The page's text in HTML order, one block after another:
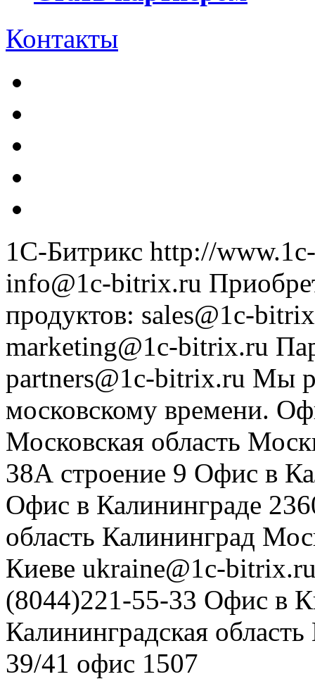
Контакты
1С-Битрикс http://
info@1c-bitrix.ru
продуктов: sales@1c-
marketing@1c-bitrix.ru
partners@1c-bitrix.ru Мы
московскому времени.
Московская область
38А строение 9 Офис в
Офис в Калининграде
область Калининград
Киеве ukraine@1c-
(8044)221-55-33 Офис в
Калининградская область
39/41 офис 1507